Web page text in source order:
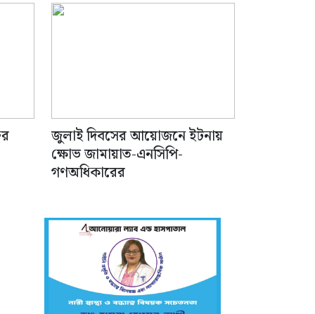
জুলাই দিবসের আয়োজনে ইটনায়
ক্ষোভ জামায়াত-এনসিপি-
গণঅধিকারের